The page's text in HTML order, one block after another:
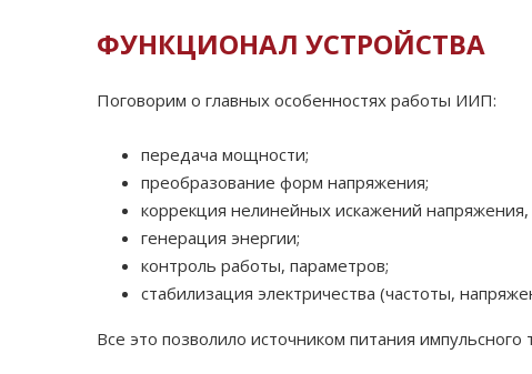
ФУНКЦИОНАЛ УСТРОЙСТВА
Поговорим о главных особенностях работы ИИП:
передача мощности;
преобразование форм напряжения;
коррекция нелинейных искажений напряжения,
генерация энергии;
контроль работы, параметров;
стабилизация электричества (частоты,
Все это позволило источником питания